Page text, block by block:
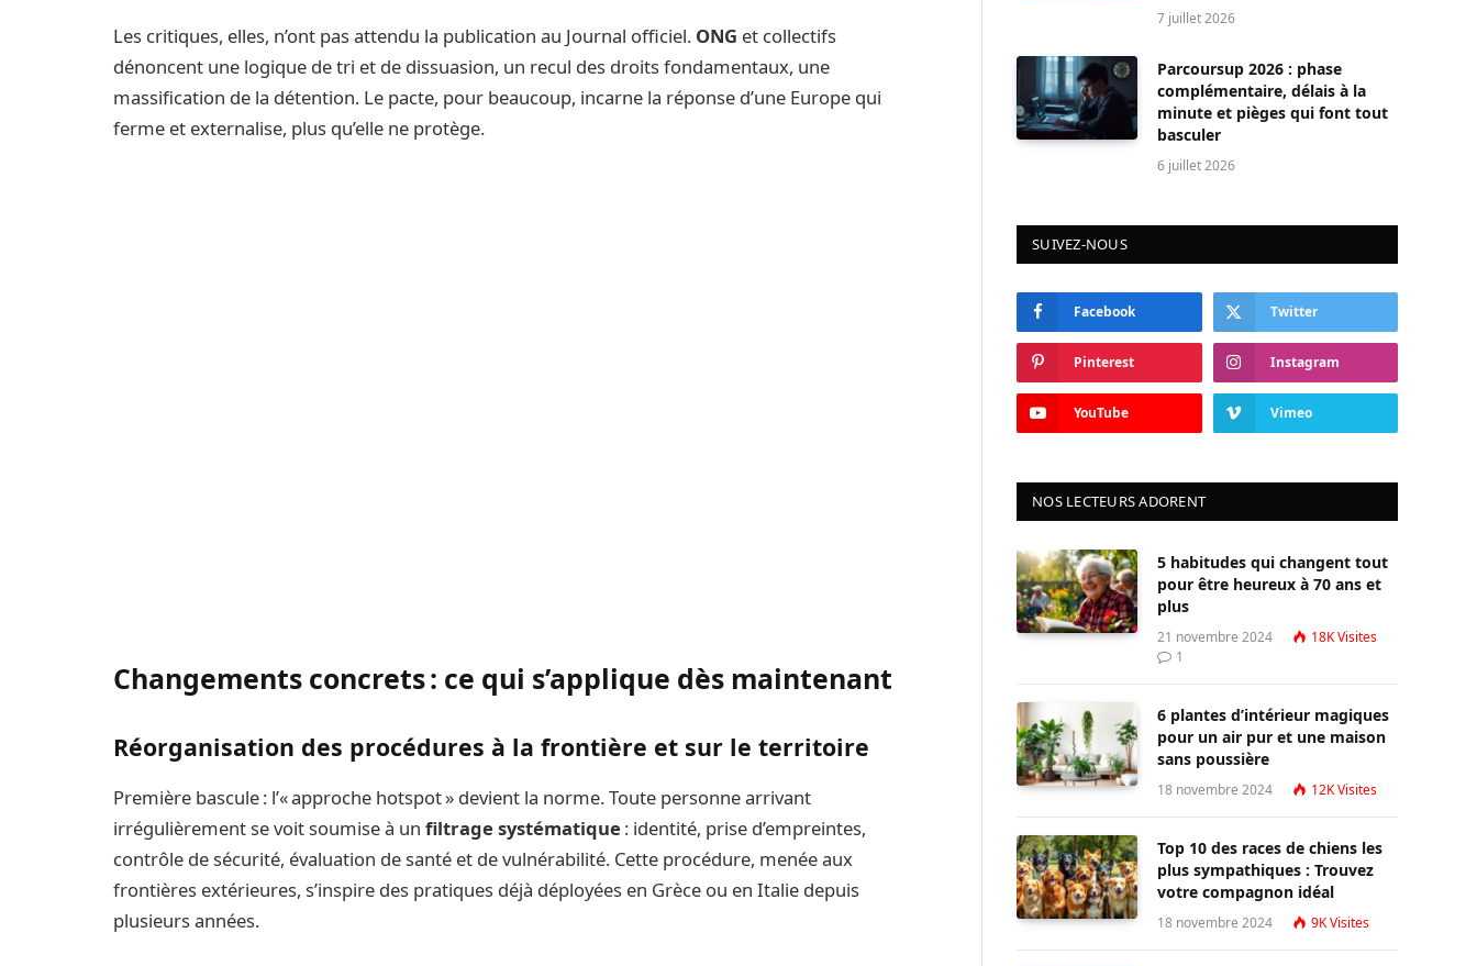
Les critiques, elles, n’ont pas attendu la publication au Journal officiel. ONG et collectifs
dénoncent une logique de tri et de dissuasion, un recul des droits fondamentaux, une
massification de la détention. Le pacte, pour beaucoup, incarne la réponse d’une Europe qui
ferme et externalise, plus qu’elle ne protège.
Changements concrets : ce qui s’applique dès maintenant
Réorganisation des procédures à la frontière et sur le territoire
Première bascule : l’« approche hotspot » devient la norme. Toute personne arrivant
irrégulièrement se voit soumise à un filtrage systématique : identité, prise d’empreintes,
contrôle de sécurité, évaluation de santé et de vulnérabilité. Cette procédure, menée aux
frontières extérieures, s’inspire des pratiques déjà déployées en Grèce ou en Italie depuis
plusieurs années.
7 juillet 2026
Parcoursup 2026 : phase
complémentaire, délais à la
minute et pièges qui font tout
basculer
6 juillet 2026
SUIVEZ-NOUS
Facebook Twitter
Pinterest Instagram
YouTube Vimeo
NOS LECTEURS ADORENT
5 habitudes qui changent tout
pour être heureux à 70 ans et
plus
21 novembre 2024 18KVisites
1
6 plantes d’intérieur magiques
pour un air pur et une maison
sans poussière
18 novembre 2024 12KVisites
Top 10 des races de chiens les
plus sympathiques : Trouvez
votre compagnon idéal
18 novembre 2024 9KVisites